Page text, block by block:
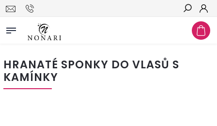
Hledat
HRANATÉ SPONKY DO VLASŮ S
KAMÍNKY